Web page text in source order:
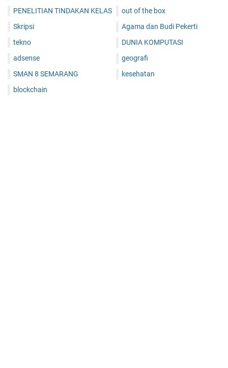
PENELITIAN TINDAKAN KELAS
Skripsi
tekno
adsense
SMAN 8 SEMARANG
blockchain
out of the box
Agama dan Budi Pekerti
DUNIA KOMPUTASI
geografi
kesehatan